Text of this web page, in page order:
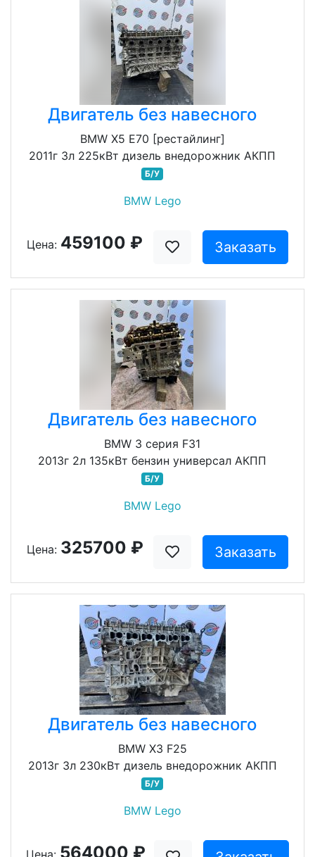
Двигатель без навесного
BMW X5 E70 [рестайлинг]
2011г 3л 225кВт дизель внедорожник АКПП
Б/У
BMW Lego
Цена: 459100 ₽ Заказать
Двигатель без навесного
BMW 3 серия F31
2013г 2л 135кВт бензин универсал АКПП
Б/У
BMW Lego
Цена: 325700 ₽ Заказать
Двигатель без навесного
BMW X3 F25
2013г 3л 230кВт дизель внедорожник АКПП
Б/У
BMW Lego
Цена: 564000 ₽